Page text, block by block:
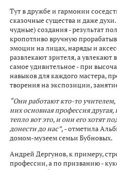
Тут в дружбе и гармонии
сказочные существа и даже
чудные) создания - результат
кропотливо вручную
эмоции на лицах, наряды и
развлекают зрителя, а
самое удивительное - при
навыков для каждого мастера,
творения на экспозиции,
“Они работают кто-то
них основная профессия
тепло вот это, и они его хотят
донести до нас”, - отметила
домом-музеем семьи Бубновых.
Андрей Дергунов, к примеру,
профессии, а по призванию -